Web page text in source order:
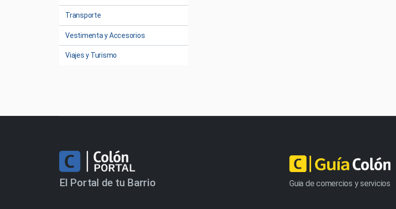
Transporte
Vestimenta y Accesorios
Viajes y Turismo
El Portal de tu Barrio Guia de comercios y servicios